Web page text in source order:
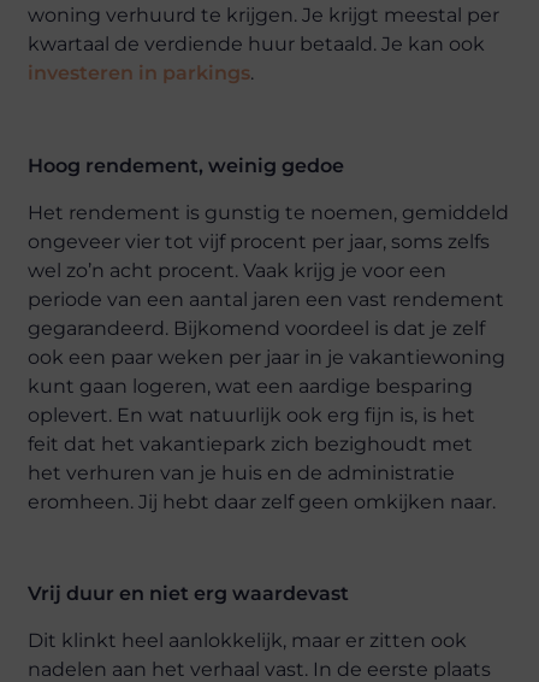
woning verhuurd te krijgen. Je krijgt meestal per
kwartaal de verdiende huur betaald. Je kan ook
investeren in parkings.
Hoog rendement, weinig gedoe
Het rendement is gunstig te noemen, gemiddeld
ongeveer vier tot vijf procent per jaar, soms zelfs
wel zo’n acht procent. Vaak krijg je voor een
periode van een aantal jaren een vast rendement
gegarandeerd. Bijkomend voordeel is dat je zelf
ook een paar weken per jaar in je vakantiewoning
kunt gaan logeren, wat een aardige besparing
oplevert. En wat natuurlijk ook erg fijn is, is het
feit dat het vakantiepark zich bezighoudt met
het verhuren van je huis en de administratie
eromheen. Jij hebt daar zelf geen omkijken naar.
Vrij duur en niet erg waardevast
Dit klinkt heel aanlokkelijk, maar er zitten ook
nadelen aan het verhaal vast. In de eerste plaats